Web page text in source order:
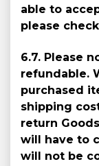
able to
please check
6.7. Please
refundable.
purchased
shipping
return
will have to
will not be